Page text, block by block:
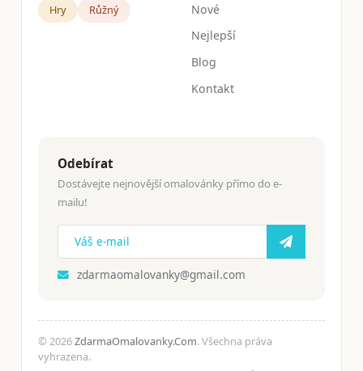
Hry
Růžný
Nové
Nejlepší
Blog
Kontakt
Odebírat
Dostávejte nejnovější omalovánky přímo do e-
mailu!
zdarmaomalovanky@gmail.com
© 2026ZdarmaOmalovanky.Com. Všechna práva
vyhrazena.